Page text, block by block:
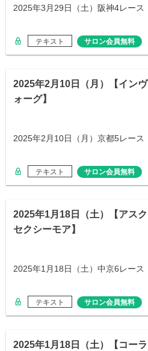
2025年3月29日（土）阪神4レース
テキスト サロン会員無料
2025年2月10日（月）【インヴ
ォーグ】
2025年2月10日（月）京都5レース
テキスト サロン会員無料
2025年1月18日（土）【アスク
セクシーモア】
2025年1月18日（土）中京6レース
テキスト サロン会員無料
2025年1月18日（土）【コーラ